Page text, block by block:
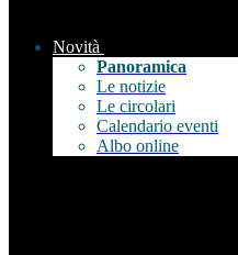
Novità
Panoramica
Le notizie
Le circolari
Calendario eventi
Albo online